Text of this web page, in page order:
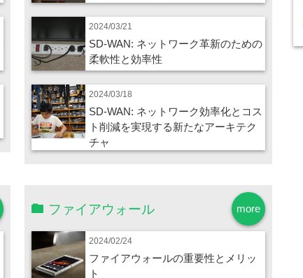
2024/03/21
SD-WAN: ネットワーク革新のための
柔軟性と効率性
2024/03/18
SD-WAN: ネットワーク効率化とコス
ト削減を実現する新たなアーキテク
チャ
more
ファイアウォール
2024/02/24
ファイアウォールの重要性とメリッ
ト